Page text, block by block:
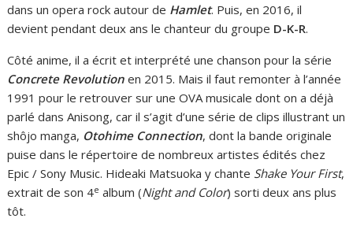
dans un opera rock autour de Hamlet. Puis, en 2016, il
devient pendant deux ans le chanteur du groupe D-K-R.
Côté anime, il a écrit et interprété une chanson pour la série
Concrete Revolution en 2015. Mais il faut remonter à l’année
1991 pour le retrouver sur une OVA musicale dont on a déjà
parlé dans Anisong, car il s’agit d’une série de clips illustrant un
shôjo manga, Otohime Connection, dont la bande originale
puise dans le répertoire de nombreux artistes édités chez
Epic / Sony Music. Hideaki Matsuoka y chante Shake Your First,
extrait de son 4e album (Night and Color) sorti deux ans plus
tôt.